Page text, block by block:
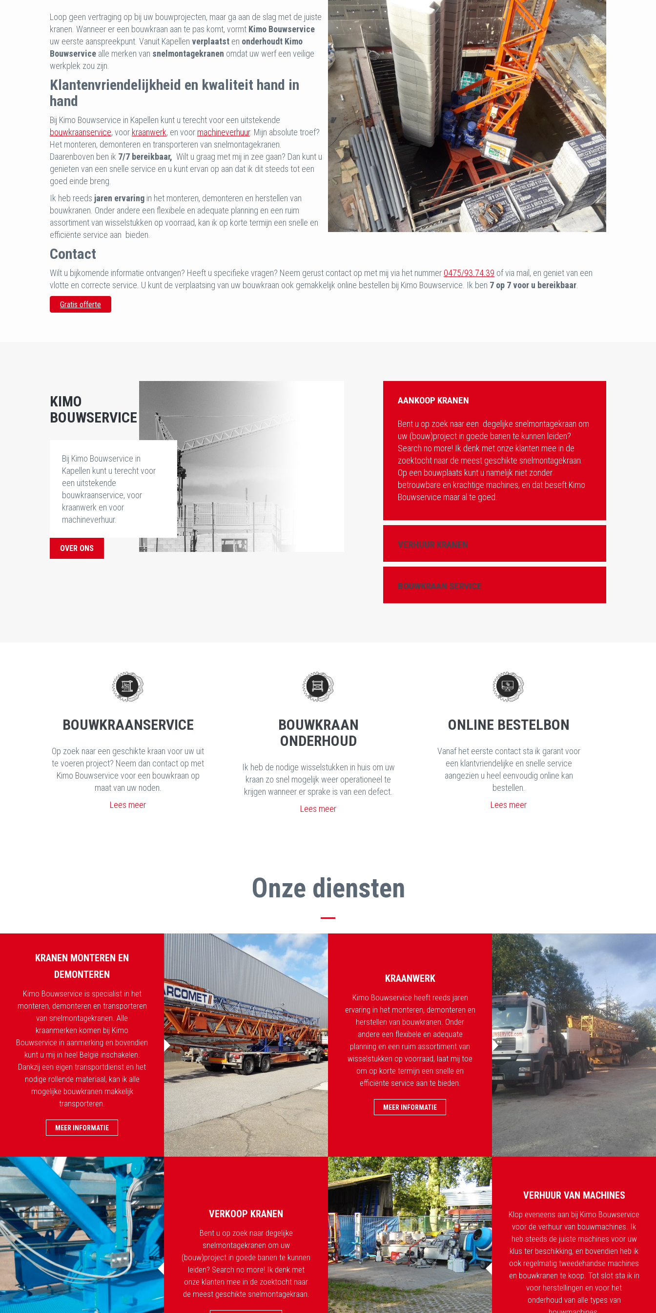
Loop geen vertraging op bij uw bouwprojecten, maar ga aan de slag met de juiste
kranen. Wanneer er een bouwkraan aan te pas komt, vormt Kimo Bouwservice
uw eerste aanspreekpunt. Vanuit Kapellen verplaatst en onderhoudt Kimo
Bouwservice alle merken van snelmontagekranen omdat uw werf een veilige
werkplek zou zijn.
Klantenvriendelijkheid en kwaliteit hand in
hand
Bij Kimo Bouwservice in Kapellen kunt u terecht voor een uitstekende
bouwkraanservice, voor kraanwerk, en voor machineverhuur. Mijn absolute troef?
Het monteren, demonteren en transporteren van snelmontagekranen.
Daarenboven ben ik 7/7 bereikbaar, Wilt u graag met mij in zee gaan? Dan kunt u
genieten van een snelle service en u kunt ervan op aan dat ik dit steeds tot een
goed einde breng.
Ik heb reeds jaren ervaring in het monteren, demonteren en herstellen van
bouwkranen. Onder andere een flexibele en adequate planning en een ruim
assortiment van wisselstukken op voorraad, kan ik op korte termijn een snelle en
efficiënte service aan bieden.
Contact
Wilt u bijkomende informatie ontvangen? Heeft u specifieke vragen? Neem gerust contact op met mij via het nummer 0475/93.74.39 of via mail, en geniet van een
vlotte en correcte service. U kunt de verplaatsing van uw bouwkraan ook gemakkelijk online bestellen bij Kimo Bouwservice. Ik ben 7 op 7 voor u bereikbaar
Gratis offerte
KIMO
BOUWSERVICE
Bij Kimo Bouwservice in
Kapellen kunt u terecht voor
een uitstekende
bouwkraanservice, voor
kraanwerk en voor
machineverhuur.
OVER ONS
AANKOOP KRANEN
Bent u op zoek naar een degelijke snelmontagekraan om
uw (bouw)project in goede banen te kunnen leiden?
Search no more! Ik denk met onze klanten mee in de
zoektocht naar de meest geschikte snelmontagekraan.
Op een bouwplaats kunt u namelijk niet zonder
betrouwbare en krachtige machines, en dat beseft Kimo
Bouwservice maar al te goed.
VERHUUR KRANEN
BOUWKRAAN SERVICE
BOUWKRAANSERVICE
Op zoek naar een geschikte kraan voor uw uit
te voeren project? Neem dan contact op met
Kimo Bouwservice voor een bouwkraan op
maat van uw noden.
Lees meer
BOUWKRAAN
ONDERHOUD
Ik heb de nodige wisselstukken in huis om uw
kraan zo snel mogelijk weer operationeel te
krijgen wanneer er sprake is van een defect.
Lees meer
ONLINE BESTELBON
Vanaf het eerste contact sta ik garant voor
een klantvriendelijke en snelle service
aangezien u heel eenvoudig online kan
bestellen.
Lees meer
Onze diensten
KRANEN MONTEREN EN
DEMONTEREN
Kimo Bouwservice is specialist in het
monteren, demonteren en transporteren
van snelmontagekranen. Alle
kraanmerken komen bij Kimo
Bouwservice in aanmerking en bovendien
kunt u mij in heel België inschakelen.
Dankzij een eigen transportdienst en het
nodige rollende materiaal, kan ik alle
mogelijke bouwkranen makkelijk
transporteren.
MEER INFORMATIE
KRAANWERK
Kimo Bouwservice heeft reeds jaren
ervaring in het monteren, demonteren en
herstellen van bouwkranen. Onder
andere een flexibele en adequate
planning en een ruim assortiment van
wisselstukken op voorraad, laat mij toe
om op korte termijn een snelle en
efficiënte service aan te bieden.
MEER INFORMATIE
VERKOOP KRANEN
Bent u op zoek naar degelijke
snelmontagekranen om uw
(bouw)project in goede banen te kunnen
leiden? Search no more! Ik denk met
onze klanten mee in de zoektocht naar
de meest geschikte snelmontagekraan.
VERHUUR VAN MACHINES
Klop eveneens aan bij Kimo Bouwservice
voor de verhuur van bouwmachines. Ik
heb steeds de juiste machines voor uw
klus ter beschikking, en bovendien heb ik
ook regelmatig tweedehandse machines
en bouwkranen te koop. Tot slot sta ik in
voor herstellingen en voor het
onderhoud van alle types van